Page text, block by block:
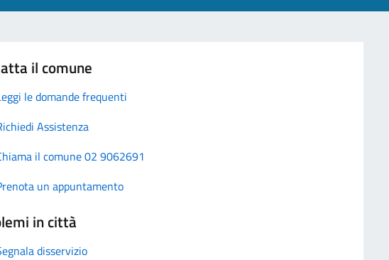
il comune
le domande frequenti
Assistenza
il comune 02 9062691
un appuntamento
in città
disservizio